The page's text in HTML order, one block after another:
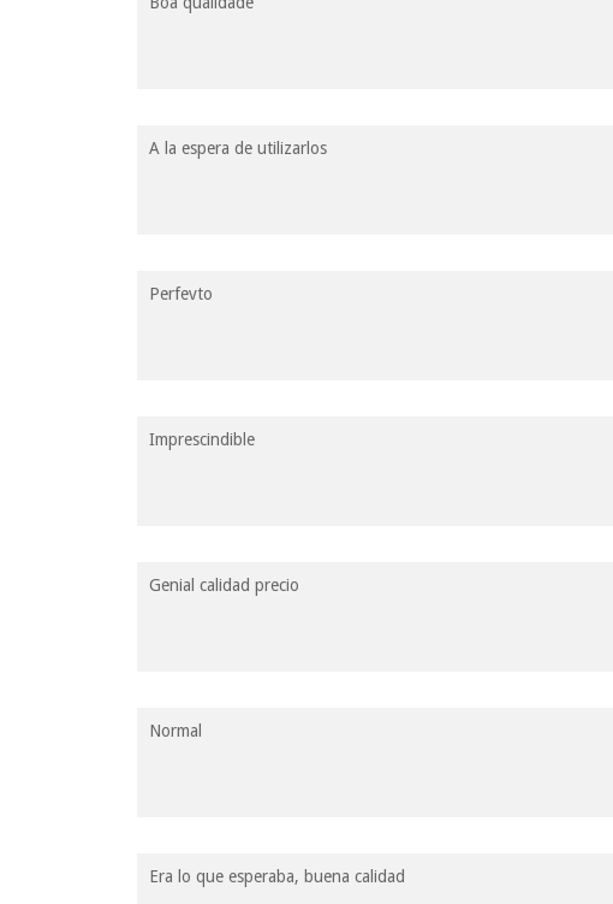
A la espera de utilizarlos
Perfevto
Imprescindible
Genial calidad precio
Normal
Era lo que esperaba, buena calidad